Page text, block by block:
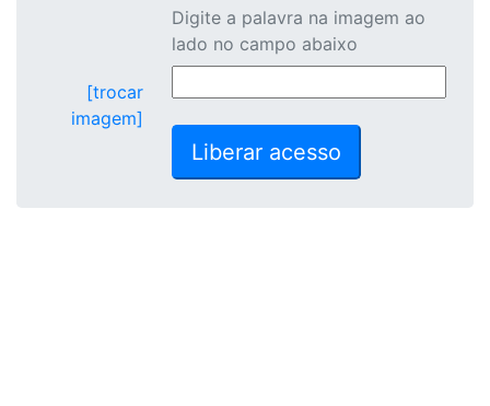
[trocar
imagem]
Digite a palavra na imagem ao
lado no campo abaixo